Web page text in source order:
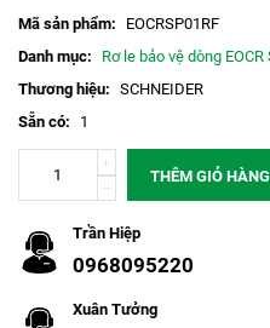
Mã sản phẩm:
EOCRSP01RF
Danh mục:
Rơ le bảo vệ dòng
Thương hiệu: SCHNEIDER
Sẵn có:
1
THÊM GIỎ HÀNG
Trần Hiệp
0968095220
Xuân Tưởng